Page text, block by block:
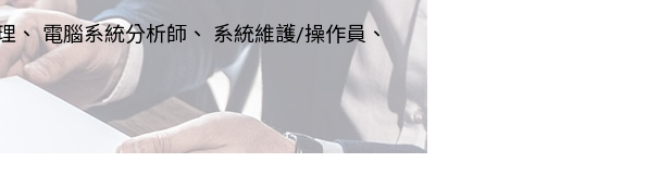
、 電腦系統分析師、 系統維護/操作員、